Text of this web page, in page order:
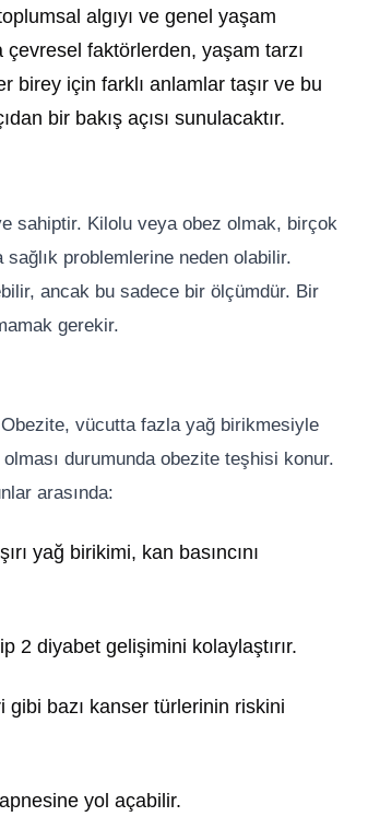
algıyı ve genel yaşam
çevresel faktörlerden, yaşam tarzı
birey için farklı anlamlar taşır ve bu
bir bakış açısı sunulacaktır.
sahiptir. Kilolu veya obez olmak, birçok
problemlerine neden olabilir.
ancak bu sadece bir ölçümdür. Bir
gerekir.
vücutta fazla yağ birikmesiyle
durumunda obezite teşhisi konur.
arasında:
yağ birikimi, kan basıncını
2 diyabet gelişimini kolaylaştırır.
bazı kanser türlerinin riskini
yol açabilir.